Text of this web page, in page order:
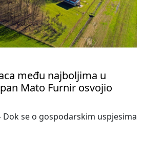
među najboljima u
Mato Furnir osvojio
Dok se o gospodarskim uspjesima